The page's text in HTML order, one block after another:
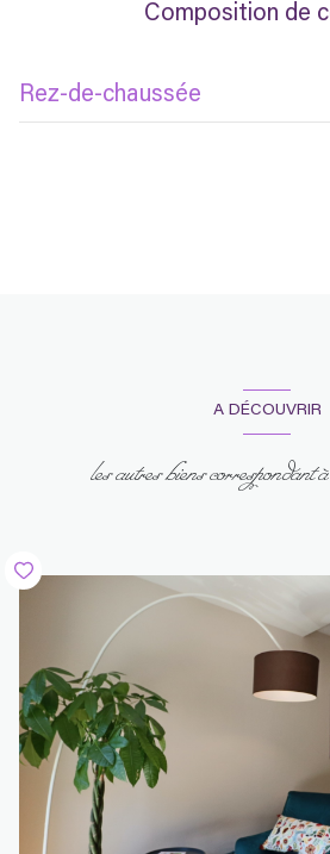
Composition de
Rez-de-chaussée
A DÉCOUVRIR
les autres biens correspondant